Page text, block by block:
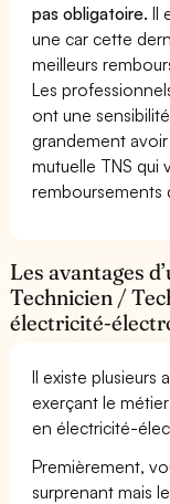
pas obligatoire.Il
une car cette
meilleurs
Les
ont une
grandement
mutuelle TNS qui
remboursements
Les avantages
Technicien /
électricité-
Il existe plusieurs
exerçant le
en électricité-
Premièrement,
surprenant mais